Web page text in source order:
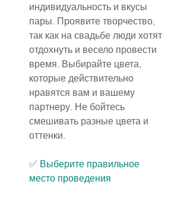
индивидуальность и вкусы
пары. Проявите творчество,
так как на свадьбе люди хотят
отдохнуть и весело провести
время. Выбирайте цвета,
которые действительно
нравятся вам и вашему
партнеру. Не бойтесь
смешивать разные цвета и
оттенки.
✅ Выберите правильное
место проведения